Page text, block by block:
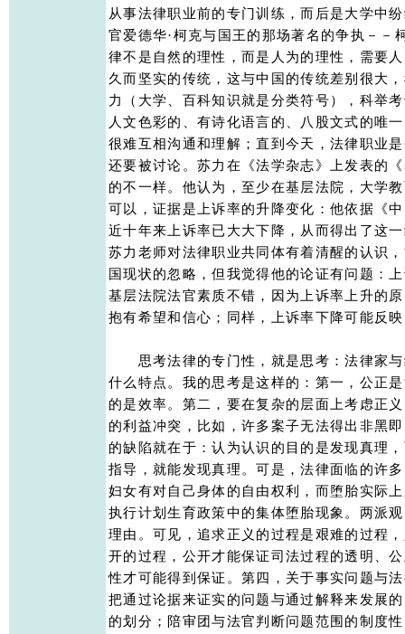
从事法律职业前的专门训练，而后是大学中
官爱德华·柯克与国王的那场著名的争执－－
律不是自然的理性，而是人为的理性，需要
久而坚实的传统，这与中国的传统差别很大
力（大学、百科知识就是分类符号），科举
人文色彩的、有诗化语言的、八股文式的唯
很难互相沟通和理解；直到今天，法律职业
还要被讨论。苏力在《法学杂志》上发表的
的不一样。他认为，至少在基层法院，大学
可以，证据是上诉率的升降变化：他依据《
近十年来上诉率已大大下降，从而得出了这
苏力老师对法律职业共同体有着清醒的认识
国现状的忽略，但我觉得他的论证有问题：
基层法院法官素质不错，因为上诉率上升的
抱有希望和信心；同样，上诉率下降可能反
思考法律的专门性，就是思考：法律家与
什么特点。我的思考是这样的：第一，公正
的是效率。第二，要在复杂的层面上考虑正
的利益冲突，比如，许多案子无法得出非黑
的缺陷就在于：认为认识的目的是发现真理
指导，就能发现真理。可是，法律面临的许
妇女有对自己身体的自由权利，而堕胎实际
执行计划生育政策中的集体堕胎现象。两派
理由。可见，追求正义的过程是艰难的过程
开的过程，公开才能保证司法过程的透明、
性才可能得到保证。第四，关于事实问题与
把通过论据来证实的问题与通过解释来发展
的划分；陪审团与法官判断问题范围的制度